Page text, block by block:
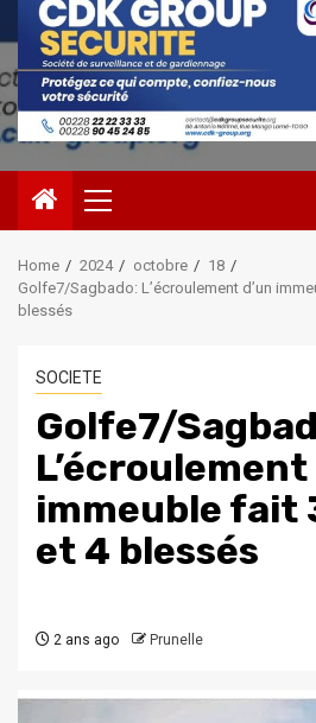
Primary
Menu
Home 2024 octobre
18
Golfe7/Sagbado: L’écroulement d’un
blessés
SOCIETE
Golfe7/
L’écroulement
immeuble fait
et 4 blessés
2 ans ago Prunelle